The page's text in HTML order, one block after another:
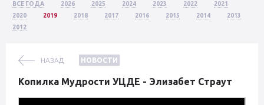
ВСЕ ГОДА 2026 2025 2024 2023 2022
2021
2020
2019 2018 2017 2016 2015 2014
2013
2012
НАЗАД НОВОСТИ
Копилка Мудрости УЦДЕ - Элизабет Страут